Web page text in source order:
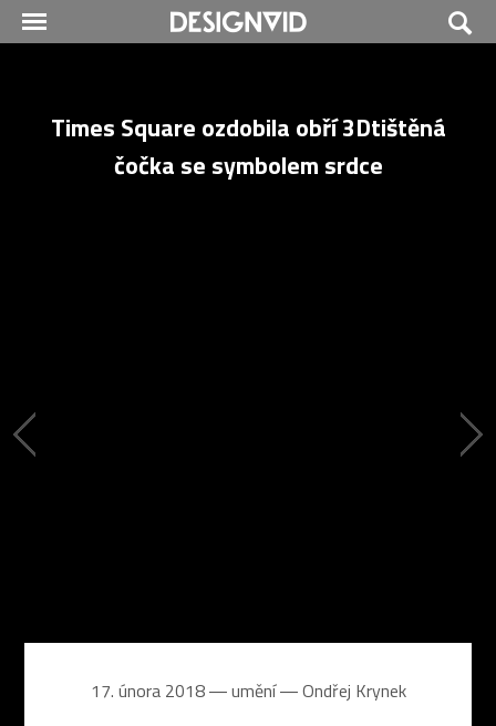
Times Square ozdobila obří 3Dtištěná
čočka se symbolem srdce
17. února 2018 ― umění ―Ondřej Krynek